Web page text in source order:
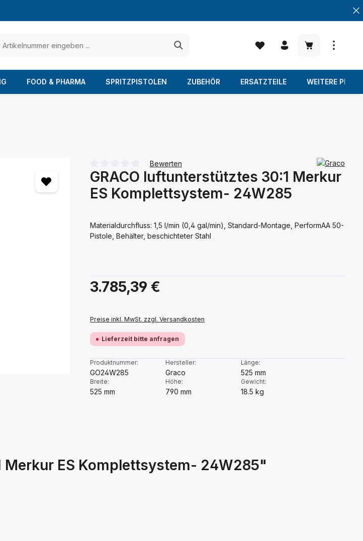
Warenkorb
FOOD & PHARMA SPRITZPISTOLEN ZUBEHÖR ERSATZTEILE WEITERE
Durchschnittliche Bewertung von 0 von 5 Sternen
Bewerten
GRACO luftunterstütztes 30:1 Merkur
ES Komplettsystem- 24W285
Materialdurchfluss: 1,5 l/min (0,4 gal/min), Standard-Montage, PerformAA 50-
Pistole, Behälter, beschichteter Stahl
Regulärer Preis:
3.785,39 €
Preise inkl. MwSt. zzgl. Versandkosten
Lieferzeit bitte anfragen
Produktnummer:
GO24W285
Hersteller:
Graco
Länge:
525 mm
Breite:
525 mm
Höhe:
790 mm
Gewicht:
18.5 kg
ES Komplettsystem- 24W285"